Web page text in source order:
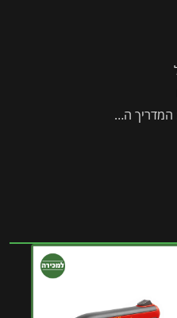
לקליטה מושלמת בגינה